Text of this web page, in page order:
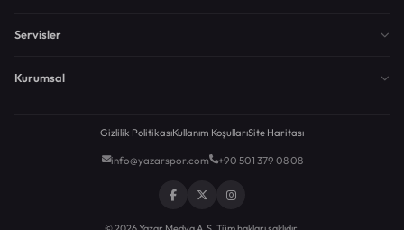
Servisler
Kurumsal
Gizlilik PolitikasıKullanım KoşullarıSite Haritası
info@yazarspor.com +90 501 379 08 08